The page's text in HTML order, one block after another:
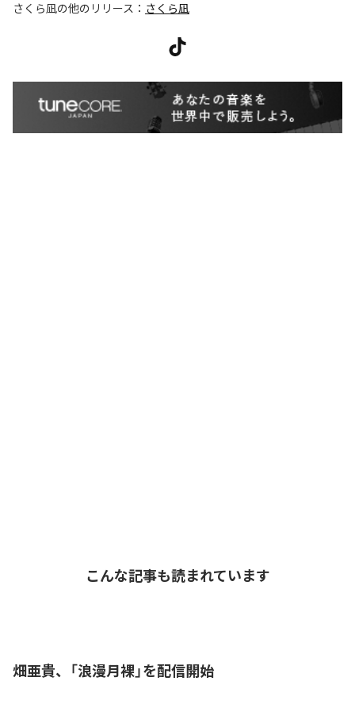
さくら凪の他のリリース： さくら凪
こんな記事も読まれています
畑亜貴、「浪漫月裸」を配信開始